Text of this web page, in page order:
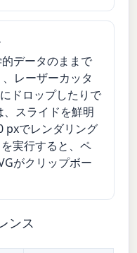
データのままで
レーザーカッタ
ドロップしたりで
スライドを鮮明
pxでレンダリング
実行すると、ペ
がクリップボー
ンス